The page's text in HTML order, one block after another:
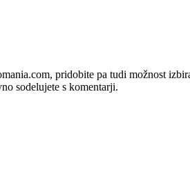
pridobite pa tudi možnost
sodelujete s komentarji.